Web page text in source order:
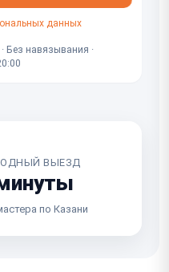
данных
Без навязывания ·
ВЫЕЗД
по Казани